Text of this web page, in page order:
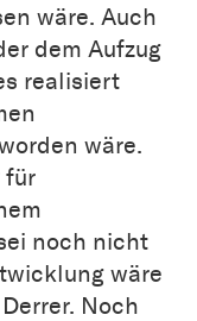
wäre. Auch
dem Aufzug
realisiert
wäre.
für
noch nicht
wäre
Noch